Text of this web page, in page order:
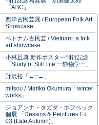
「ABC」
西洋古民芸展 / European Folk Art
Showcase
ベトナム古民芸 / Vietnam: a folk
art showcase
小林且典 新作ポスター刊行記念
「Study of Still Life ー静物学ー」
野沢裕「→□←」
mitsou / Mariko Okumura「winter
works」
ジョアンナ・タガダ・ホフベック
個展 「Dessins & Peintures Ed.
03 (Late Autumn)」